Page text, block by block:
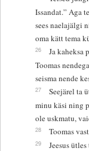
Issandat.” Aga
sees naelajälgi
oma kätt tema
26
Ja kaheksa
Toomas
seisma nende
27
Seejärel ta
minu käsi ning
ole uskmatu,
28 Toomas
29
Jeesus